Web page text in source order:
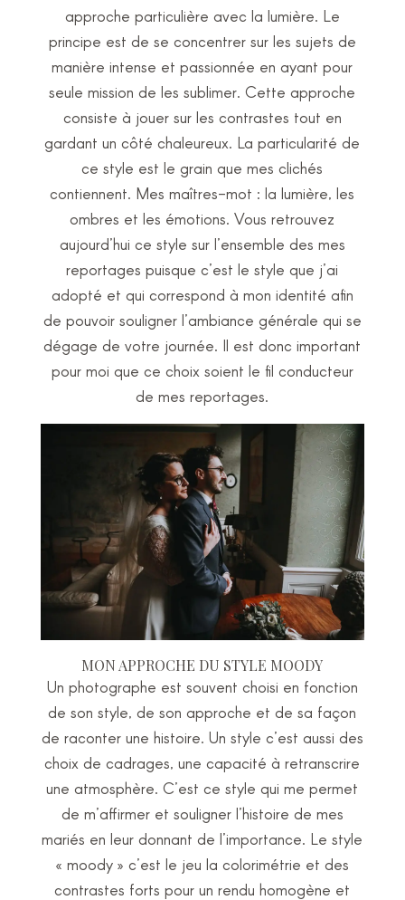
approche particulière avec la lumière. Le
principe est de se concentrer sur les sujets de
manière intense et passionnée en ayant pour
seule mission de les sublimer. Cette approche
consiste à jouer sur les contrastes tout en
gardant un côté chaleureux. La particularité de
ce style est le grain que mes clichés
contiennent. Mes maîtres-mot : la lumière, les
ombres et les émotions. Vous retrouvez
aujourd’hui ce style sur l’ensemble des mes
reportages puisque c’est le style que j’ai
adopté et qui correspond à mon identité afin
de pouvoir souligner l’ambiance générale qui se
dégage de votre journée. Il est donc important
pour moi que ce choix soient le fil conducteur
de mes reportages.
MON APPROCHE DU STYLE MOODY
Un photographe est souvent choisi en fonction
de son style, de son approche et de sa façon
de raconter une histoire. Un style c’est aussi des
choix de cadrages, une capacité à retranscrire
une atmosphère. C’est ce style qui me permet
de m’affirmer et souligner l’histoire de mes
mariés en leur donnant de l’importance. Le style
« moody » c’est le jeu la colorimétrie et des
contrastes forts pour un rendu homogène et